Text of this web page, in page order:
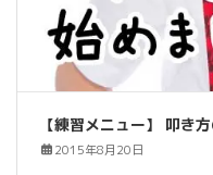
【練習メニュー】 叩き
2015年8月20日